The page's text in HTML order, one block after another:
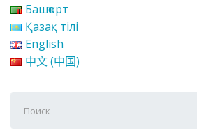
Башҡорт
Қазақ тілі
English
中文 (中国)
для: